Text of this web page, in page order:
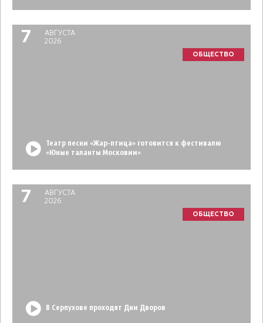
7
АВГУСТА
2026
ОБЩЕСТВО
Театр песни «Жар-птица» готовится к фестивалю
«Юные таланты Московии»
7
АВГУСТА
2026
ОБЩЕСТВО
В Серпухове проходят Дни Дворов